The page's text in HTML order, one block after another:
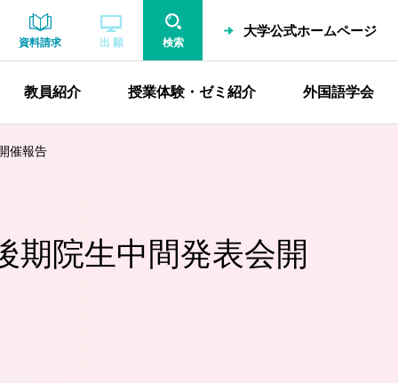
資料請求 出 願 検索
大学公式ホームページ
教員紹介 授業体験・ゼミ紹介 外国語学会
催報告
院生中間発表会開